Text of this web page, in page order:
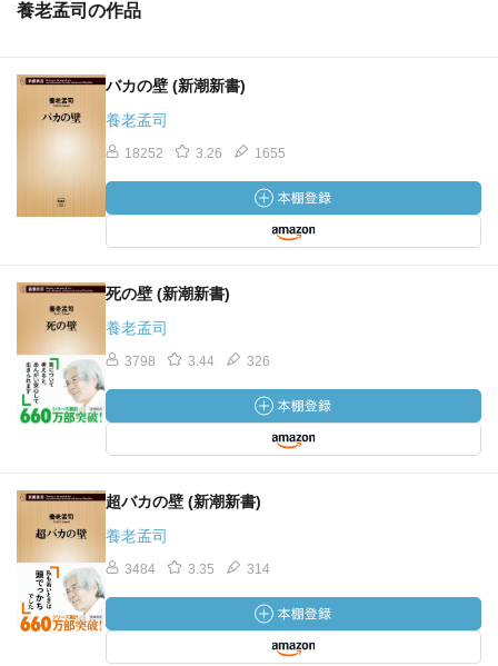
養老孟司の作品
バカの壁 (新潮新書)
養老孟司
18252 3.26 1655
死の壁 (新潮新書)
養老孟司
3798 3.44 326
超バカの壁 (新潮新書)
養老孟司
3484 3.35 314